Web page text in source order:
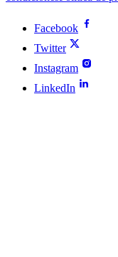
Facebook
Twitter
Instagram
LinkedIn